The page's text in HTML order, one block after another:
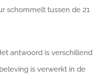
schommelt tussen de 21
antwoord is verschillend
is verwerkt in de